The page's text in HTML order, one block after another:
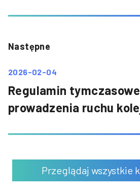
Następne
2026-02-04
Regulamin
prowadzenia ruchu
Przeglądaj wszystkie